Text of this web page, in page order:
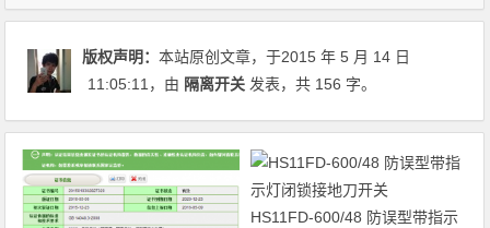
版权声明：本站原创文章，于2015 年 5 月 14 日
11:05:11 ，由 隔离开关 发表，共 156 字。
HS11FD-600/48 防误型带指示